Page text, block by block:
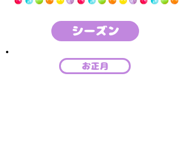
シーズン
お正月